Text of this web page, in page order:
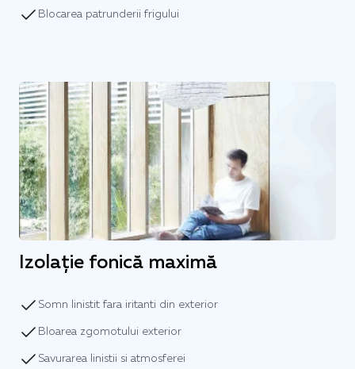
Blocarea patrunderii frigului
Izolație fonică maximă
Somn linistit fara iritanti din exterior
Bloarea zgomotului exterior
Savurarea linistii si atmosferei